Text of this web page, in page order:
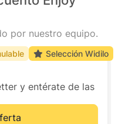
por nuestro equipo.
y entérate de las
Selección Widilo